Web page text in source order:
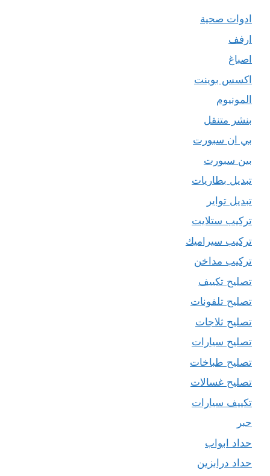
ادوات صحية
ارفف
اصباغ
اكسس بوينت
المونيوم
بنشر متنقل
بي ان سبورت
بين سبورت
تبديل بطاريات
تبديل تواير
تركيب ستلايت
تركيب سيراميك
تركيب مداخن
تصليح تكييف
تصليح تلفونات
تصليح ثلاجات
تصليح سيارات
تصليح طباخات
تصليح غسالات
تكييف سيارات
حبر
حداد ابواب
حداد درابزين